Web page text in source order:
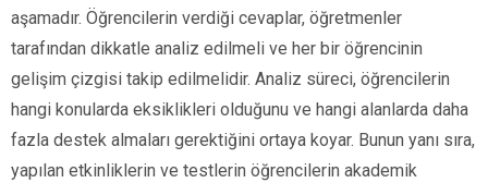
aşamadır. Öğrencilerin verdiği cevaplar, öğretmenler
tarafından dikkatle analiz edilmeli ve her bir öğrencinin
gelişim çizgisi takip edilmelidir. Analiz süreci, öğrencilerin
hangi konularda eksiklikleri olduğunu ve hangi alanlarda daha
fazla destek almaları gerektiğini ortaya koyar. Bunun yanı sıra,
yapılan etkinliklerin ve testlerin öğrencilerin akademik